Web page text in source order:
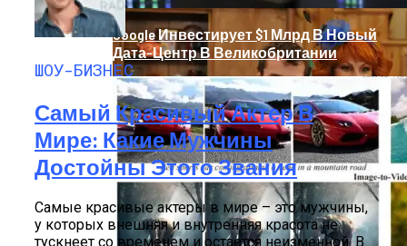
Google Инвестирует $1 Млрд В Новый
Дата-Центр В Великобритании
ШОУ-БИЗНЕС
Самый Красивый Актер В
Мире: Какие Мужчины
Достойны Этого Звания
Самые красивые актеры в мире – это мужчины,
у которых внешняя и внутренняя красота не
тускнеет со временем и остается неизменной. В